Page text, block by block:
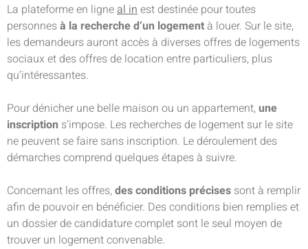
La plateforme en ligneal inest destinée pour toutes
personnesà la recherche d’un logement à louer. Sur le site,
les demandeurs auront accès à diverses offres de logements
sociaux et des offres de location entre particuliers, plus
qu’intéressantes.
Pour dénicher une belle maison ou un appartement,une
inscription s’impose. Les recherches de logement sur le site
ne peuvent se faire sans inscription. Le déroulement des
démarches comprend quelques étapes à suivre.
Concernant les offres,des conditions précises sont à remplir
afin de pouvoir en bénéficier. Des conditions bien remplies et
un dossier de candidature complet sont le seul moyen de
trouver un logement convenable.